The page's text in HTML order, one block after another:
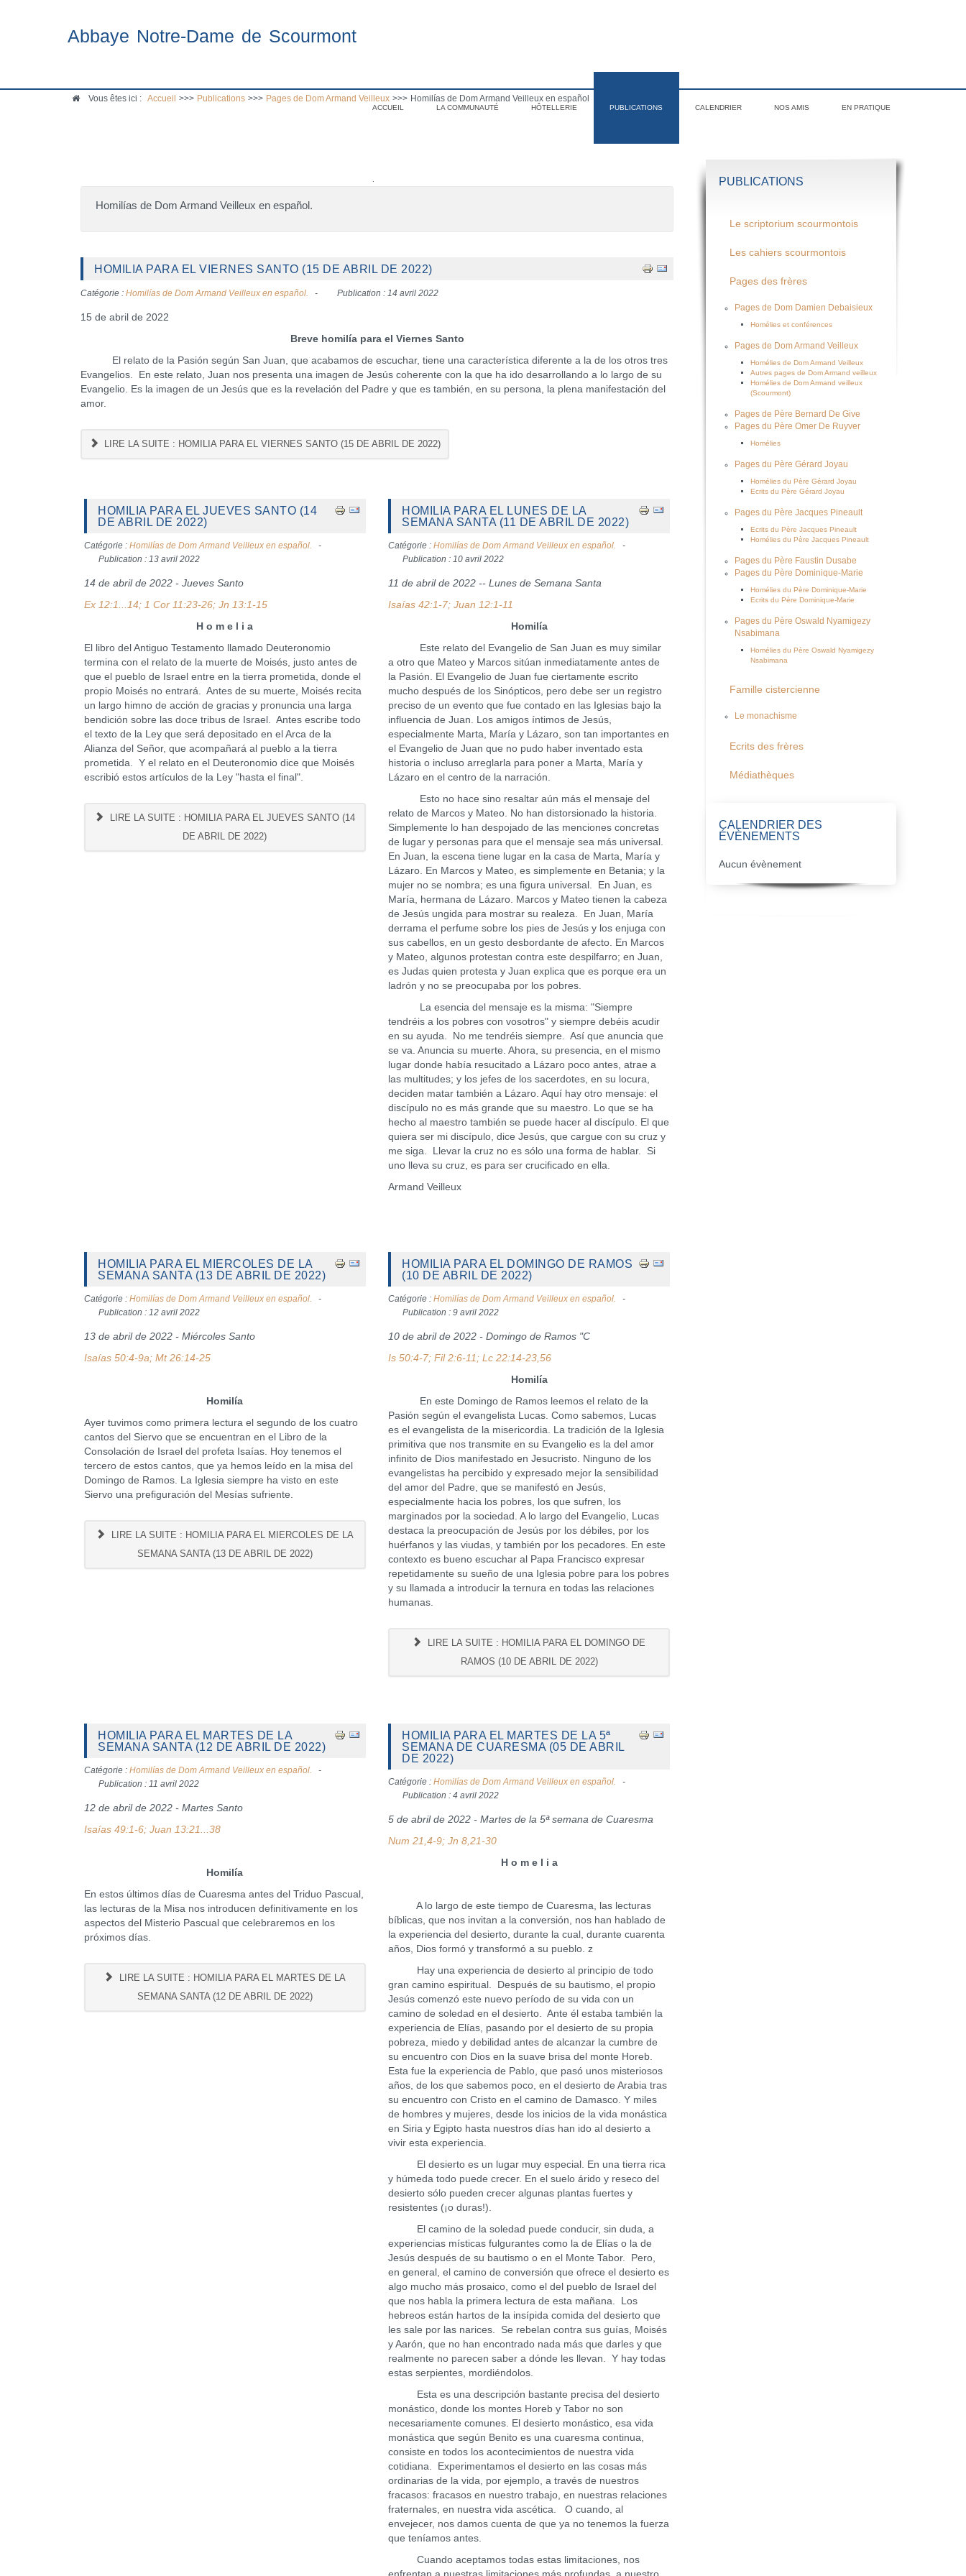
Abbaye Notre-Dame de Scourmont
ACCUEIL LA COMMUNAUTÉ HÔTELLERIE PUBLICATIONS CALENDRIER NOS AMIS EN PRATIQUE
Vous êtes ici : Accueil >>> Publications >>> Pages de Dom Armand Veilleux >>> Homilías de Dom Armand Veilleux en español
Homilías de Dom Armand Veilleux en español.
HOMILIA PARA EL VIERNES SANTO (15 DE ABRIL DE 2022)
Catégorie : Homilías de Dom Armand Veilleux en español. Publication : 14 avril 2022
15 de abril de 2022
Breve homilía para el Viernes Santo
El relato de la Pasión según San Juan, que acabamos de escuchar, tiene una característica diferente a la de los otros tres
Evangelios. En este relato, Juan nos presenta una imagen de Jesús coherente con la que ha ido desarrollando a lo largo de su
Evangelio. Es la imagen de un Jesús que es la revelación del Padre y que es también, en su persona, la plena manifestación del
amor.
LIRE LA SUITE : HOMILIA PARA EL VIERNES SANTO (15 DE ABRIL DE 2022)
HOMILIA PARA EL JUEVES SANTO (14
DE ABRIL DE 2022)
Catégorie : Homilías de Dom Armand Veilleux en español.
Publication : 13 avril 2022
14 de abril de 2022 - Jueves Santo
Ex 12:1...14; 1 Cor 11:23-26; Jn 13:1-15
H o m e l i a
El libro del Antiguo Testamento llamado Deuteronomio
termina con el relato de la muerte de Moisés, justo antes de
que el pueblo de Israel entre en la tierra prometida, donde el
propio Moisés no entrará. Antes de su muerte, Moisés recita
un largo himno de acción de gracias y pronuncia una larga
bendición sobre las doce tribus de Israel. Antes escribe todo
el texto de la Ley que será depositado en el Arca de la
Alianza del Señor, que acompañará al pueblo a la tierra
prometida. Y el relato en el Deuteronomio dice que Moisés
escribió estos artículos de la Ley "hasta el final".
LIRE LA SUITE : HOMILIA PARA EL JUEVES SANTO (14
DE ABRIL DE 2022)
HOMILIA PARA EL LUNES DE LA
SEMANA SANTA (11 DE ABRIL DE 2022)
Catégorie :Homilías de Dom Armand Veilleux en español.
Publication : 10 avril 2022
11 de abril de 2022 -- Lunes de Semana Santa
Isaías 42:1-7; Juan 12:1-11
Homilía
Este relato del Evangelio de San Juan es muy similar
a otro que Mateo y Marcos sitúan inmediatamente antes de
la Pasión. El Evangelio de Juan fue ciertamente escrito
mucho después de los Sinópticos, pero debe ser un registro
preciso de un evento que fue contado en las Iglesias bajo la
influencia de Juan. Los amigos íntimos de Jesús,
especialmente Marta, María y Lázaro, son tan importantes en
el Evangelio de Juan que no pudo haber inventado esta
historia o incluso arreglarla para poner a Marta, María y
Lázaro en el centro de la narración.
Esto no hace sino resaltar aún más el mensaje del
relato de Marcos y Mateo. No han distorsionado la historia.
Simplemente lo han despojado de las menciones concretas
de lugar y personas para que el mensaje sea más universal.
En Juan, la escena tiene lugar en la casa de Marta, María y
Lázaro. En Marcos y Mateo, es simplemente en Betania; y la
mujer no se nombra; es una figura universal. En Juan, es
María, hermana de Lázaro. Marcos y Mateo tienen la cabeza
de Jesús ungida para mostrar su realeza. En Juan, María
derrama el perfume sobre los pies de Jesús y los enjuga con
sus cabellos, en un gesto desbordante de afecto. En Marcos
y Mateo, algunos protestan contra este despilfarro; en Juan,
es Judas quien protesta y Juan explica que es porque era un
ladrón y no se preocupaba por los pobres.
La esencia del mensaje es la misma: "Siempre
tendréis a los pobres con vosotros" y siempre debéis acudir
en su ayuda. No me tendréis siempre. Así que anuncia que
se va. Anuncia su muerte. Ahora, su presencia, en el mismo
lugar donde había resucitado a Lázaro poco antes, atrae a
las multitudes; y los jefes de los sacerdotes, en su locura,
deciden matar también a Lázaro. Aquí hay otro mensaje: el
discípulo no es más grande que su maestro. Lo que se ha
hecho al maestro también se puede hacer al discípulo. El que
quiera ser mi discípulo, dice Jesús, que cargue con su cruz y
me siga. Llevar la cruz no es sólo una forma de hablar. Si
uno lleva su cruz, es para ser crucificado en ella.
Armand Veilleux
HOMILIA PARA EL MIERCOLES DE LA
SEMANA SANTA (13 DE ABRIL DE 2022)
Catégorie : Homilías de Dom Armand Veilleux en español.
Publication : 12 avril 2022
13 de abril de 2022 - Miércoles Santo
Isaías 50:4-9a; Mt 26:14-25
Homilía
Ayer tuvimos como primera lectura el segundo de los cuatro
cantos del Siervo que se encuentran en el Libro de la
Consolación de Israel del profeta Isaías. Hoy tenemos el
tercero de estos cantos, que ya hemos leído en la misa del
Domingo de Ramos. La Iglesia siempre ha visto en este
Siervo una prefiguración del Mesías sufriente.
LIRE LA SUITE : HOMILIA PARA EL MIERCOLES DE LA
SEMANA SANTA (13 DE ABRIL DE 2022)
HOMILIA PARA EL DOMINGO DE RAMOS
(10 DE ABRIL DE 2022)
Catégorie :Homilías de Dom Armand Veilleux en español.
Publication : 9 avril 2022
10 de abril de 2022 - Domingo de Ramos "C
Is 50:4-7; Fil 2:6-11; Lc 22:14-23,56
Homilía
En este Domingo de Ramos leemos el relato de la
Pasión según el evangelista Lucas. Como sabemos, Lucas
es el evangelista de la misericordia. La tradición de la Iglesia
primitiva que nos transmite en su Evangelio es la del amor
infinito de Dios manifestado en Jesucristo. Ninguno de los
evangelistas ha percibido y expresado mejor la sensibilidad
del amor del Padre, que se manifestó en Jesús,
especialmente hacia los pobres, los que sufren, los
marginados por la sociedad. A lo largo del Evangelio, Lucas
destaca la preocupación de Jesús por los débiles, por los
huérfanos y las viudas, y también por los pecadores. En este
contexto es bueno escuchar al Papa Francisco expresar
repetidamente su sueño de una Iglesia pobre para los pobres
y su llamada a introducir la ternura en todas las relaciones
humanas.
LIRE LA SUITE : HOMILIA PARA EL DOMINGO DE
RAMOS (10 DE ABRIL DE 2022)
HOMILIA PARA EL MARTES DE LA
SEMANA SANTA (12 DE ABRIL DE 2022)
Catégorie : Homilías de Dom Armand Veilleux en español.
Publication : 11 avril 2022
12 de abril de 2022 - Martes Santo
Isaías 49:1-6; Juan 13:21...38
Homilía
En estos últimos días de Cuaresma antes del Triduo Pascual,
las lecturas de la Misa nos introducen definitivamente en los
aspectos del Misterio Pascual que celebraremos en los
próximos días.
LIRE LA SUITE : HOMILIA PARA EL MARTES DE LA
SEMANA SANTA (12 DE ABRIL DE 2022)
HOMILIA PARA EL MARTES DE LA 5ª
SEMANA DE CUARESMA (05 DE ABRIL
DE 2022)
Catégorie :Homilías de Dom Armand Veilleux en español.
Publication : 4 avril 2022
5 de abril de 2022 - Martes de la 5ª semana de Cuaresma
Num 21,4-9; Jn 8,21-30
H o m e l i a
A lo largo de este tiempo de Cuaresma, las lecturas
bíblicas, que nos invitan a la conversión, nos han hablado de
la experiencia del desierto, durante la cual, durante cuarenta
años, Dios formó y transformó a su pueblo. z
Hay una experiencia de desierto al principio de todo
gran camino espiritual. Después de su bautismo, el propio
Jesús comenzó este nuevo período de su vida con un
camino de soledad en el desierto. Ante él estaba también la
experiencia de Elías, pasando por el desierto de su propia
pobreza, miedo y debilidad antes de alcanzar la cumbre de
su encuentro con Dios en la suave brisa del monte Horeb.
Esta fue la experiencia de Pablo, que pasó unos misteriosos
años, de los que sabemos poco, en el desierto de Arabia tras
su encuentro con Cristo en el camino de Damasco. Y miles
de hombres y mujeres, desde los inicios de la vida monástica
en Siria y Egipto hasta nuestros días han ido al desierto a
vivir esta experiencia.
El desierto es un lugar muy especial. En una tierra rica
y húmeda todo puede crecer. En el suelo árido y reseco del
desierto sólo pueden crecer algunas plantas fuertes y
resistentes (¡o duras!).
El camino de la soledad puede conducir, sin duda, a
experiencias místicas fulgurantes como la de Elías o la de
Jesús después de su bautismo o en el Monte Tabor. Pero,
en general, el camino de conversión que ofrece el desierto es
algo mucho más prosaico, como el del pueblo de Israel del
que nos habla la primera lectura de esta mañana. Los
hebreos están hartos de la insípida comida del desierto que
les sale por las narices. Se rebelan contra sus guías, Moisés
y Aarón, que no han encontrado nada más que darles y que
realmente no parecen saber a dónde les llevan. Y hay todas
estas serpientes, mordiéndolos.
Esta es una descripción bastante precisa del desierto
monástico, donde los montes Horeb y Tabor no son
necesariamente comunes. El desierto monástico, esa vida
monástica que según Benito es una cuaresma continua,
consiste en todos los acontecimientos de nuestra vida
cotidiana. Experimentamos el desierto en las cosas más
ordinarias de la vida, por ejemplo, a través de nuestros
fracasos: fracasos en nuestro trabajo, en nuestras relaciones
fraternales, en nuestra vida ascética. O cuando, al
envejecer, nos damos cuenta de que ya no tenemos la fuerza
que teníamos antes.
Cuando aceptamos todas estas limitaciones, nos
PUBLICATIONS
Le scriptorium scourmontois
Les cahiers scourmontois
Pages des frères
Pages de Dom Damien Debaisieux
Homélies et conférences
Pages de Dom Armand Veilleux
Homélies de Dom Armand Veilleux
Autres pages de Dom Armand veilleux
Homélies de Dom Armand veilleux
(Scourmont)
Pages de Père Bernard De Give
Pages du Père Omer De Ruyver
Homélies
Pages du Père Gérard Joyau
Homélies du Père Gérard Joyau
Ecrits du Père Gérard Joyau
Pages du Père Jacques Pineault
Ecrits du Père Jacques Pineault
Homélies du Père Jacques Pineault
Pages du Père Faustin Dusabe
Pages du Père Dominique-Marie
Homélies du Père Dominique-Marie
Ecrits du Père Dominique-Marie
Pages du Père Oswald Nyamigezy
Nsabimana
Homélies du Père Oswald Nyamigezy
Nsabimana
Famille cistercienne
Le monachisme
Ecrits des frères
Médiathèques
CALENDRIER DES
ÉVÈNEMENTS
Aucun évènement